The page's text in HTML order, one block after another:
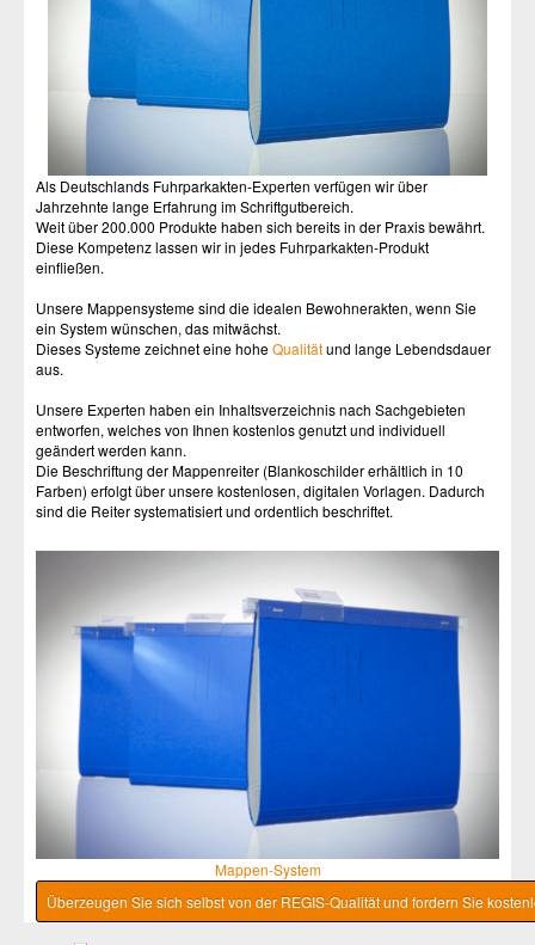
Als Deutschlands Fuhrparkakten-Experten verfügen wir über
Jahrzehnte lange Erfahrung im Schriftgutbereich.
Weit über 200.000 Produkte haben sich bereits in der Praxis bewährt.
Diese Kompetenz lassen wir in jedes Fuhrparkakten-Produkt
einfließen.
Unsere Mappensysteme sind die idealen Bewohnerakten, wenn Sie
ein System wünschen, das mitwächst.
Dieses Systeme zeichnet eine hoheQualitätund lange Lebendsdauer
aus.
Unsere Experten haben ein Inhaltsverzeichnis nach Sachgebieten
entworfen, welches von Ihnen kostenlos genutzt und individuell
geändert werden kann.
Die Beschriftung der Mappenreiter (Blankoschilder erhältlich in 10
Farben) erfolgt über unsere kostenlosen, digitalen Vorlagen. Dadurch
sind die Reiter systematisiert und ordentlich beschriftet.
Mappen-System
Überzeugen Sie sich selbst von der REGIS-Qualität und fordern Sie